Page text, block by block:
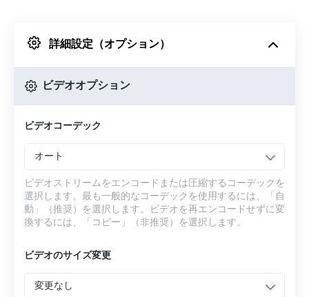
Googleドライブから
詳細設定（オプション）
ビデオオプション
ビデオコーデック
オート
ビデオストリームをエンコードまたは圧縮するコーデックを
選択します。最も一般的なコーデックを使用するには、「自
動」（推奨）を選択します。ビデオを再エンコードせずに変
換するには、「コピー」（非推奨）を選択します。
ビデオのサイズ変更
変更なし